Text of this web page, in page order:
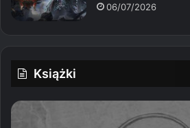
06/07/2026
Książki